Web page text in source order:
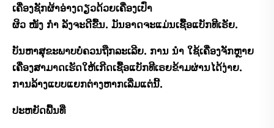
ເຄື່ອງຊັກຜ້າອ່າງດຽວດ້ວຍເຄື່ອງເປົ່າ
ຜິວ ໜັງ ກຳ ລັງຈະດີຂື້ນ. ມັນອາດຈະແມ່ນເຊື້ອແບັກທີເຣັຍ.
ບັນຫາສຸຂະພາບບໍ່ຄວນຖືກລະເລີຍ. ການ ນຳ ໃຊ້ເຄື່ອງຈັກຫຼາຍ
ເຄື່ອງສາມາດເຮັດໃຫ້ເກີດເຊື້ອແບັກທີເຣຍຂ້າມຜ່ານໄດ້ງ່າຍ.
ການລ້າງແບບແຍກຕ່າງຫາກເລີ່ມແຕ່ນີ້.
ປະຫຍັດພື້ນທີ່